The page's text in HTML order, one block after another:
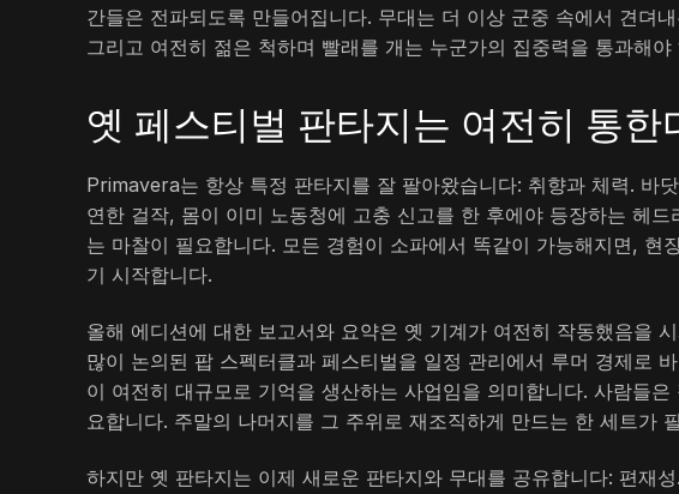
간들은 전파되도록 만들어집니다. 무대는 더 이상 군중 속에서 견뎌
그리고 여전히 젊은 척하며 빨래를 개는 누군가의 집중력을 통과해
옛 페스티벌 판타지는 여전히 통한
Primavera는 항상 특정 판타지를 잘 팔아왔습니다: 취향과 체력. 바
연한 걸작, 몸이 이미 노동청에 고충 신고를 한 후에야 등장하는 헤
는 마찰이 필요합니다. 모든 경험이 소파에서 똑같이 가능해지면, 현
기 시작합니다.
올해 에디션에 대한 보고서와 요약은 옛 기계가 여전히 작동했음을
많이 논의된 팝 스펙터클과 페스티벌을 일정 관리에서 루머 경제로
이 여전히 대규모로 기억을 생산하는 사업임을 의미합니다. 사람들
요합니다. 주말의 나머지를 그 주위로 재조직하게 만드는 한 세트가
하지만 옛 판타지는 이제 새로운 판타지와 무대를 공유합니다: 편재